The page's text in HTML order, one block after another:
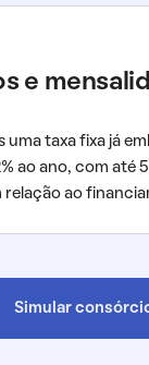
e
uma taxa fixa já
ao ano, com até
relação ao
Simular